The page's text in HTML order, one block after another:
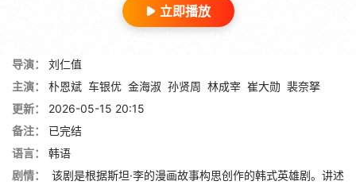
立即播放
导演：
刘仁值
主演：
朴恩斌 车银优 金海淑 孙贤周 林成宰 崔大勋 裴奈拏
更新：
2026-05-15 20:15
备注：
已完结
语言：
韩语
剧情：
该剧是根据斯坦·李的漫画故事构思创作的韩式英雄剧。讲述